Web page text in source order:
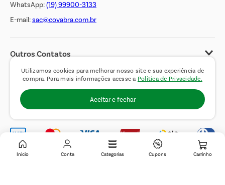
Utilizamos cookies para melhorar nosso site e sua experiência de
compra. Para mais informações acesse a Política de Privacidade.
Aceitar e fechar
Inicio Conta Categorias Cupons
WhatsApp:(19) 99900-3133
E-mail:sac@covabra.com.br
Outros Contatos
Negócios Imobiliários
Trabalhe Conosco